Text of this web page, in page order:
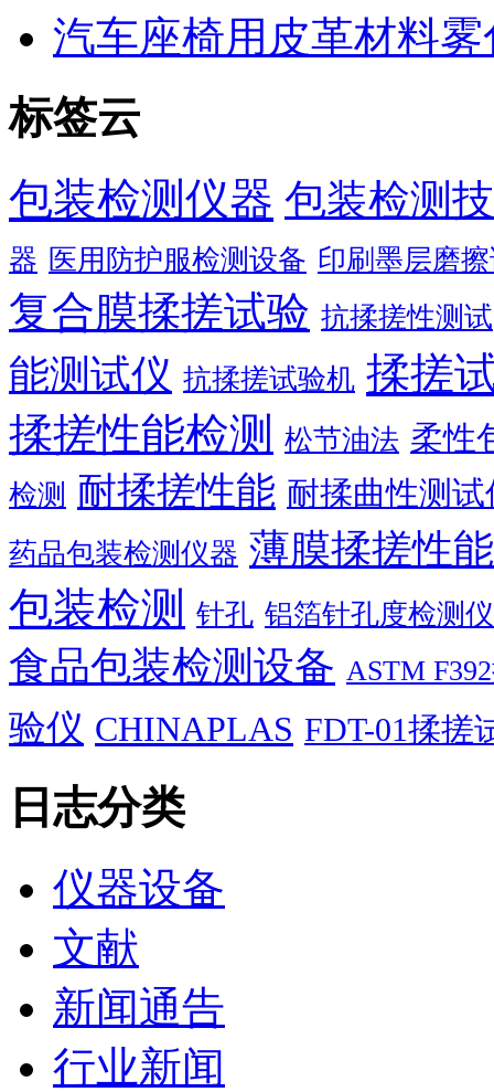
汽车座椅用皮革材料
标签云
包装检测仪器 包装检测
器 医用防护服检测设备 印刷墨层磨
复合膜揉搓试验 抗揉搓性测试
能测试仪 抗揉搓试验机 揉搓
揉搓性能检测
松节油法 柔性
检测 耐揉搓性能 耐揉曲性测试
药品包装检测仪器 薄膜揉搓性
包装检测 针孔 铝箔针孔度检测
食品包装检测设备 ASTM
验仪 CHINAPLAS FDT-01揉搓
日志分类
仪器设备
文献
新闻通告
行业新闻